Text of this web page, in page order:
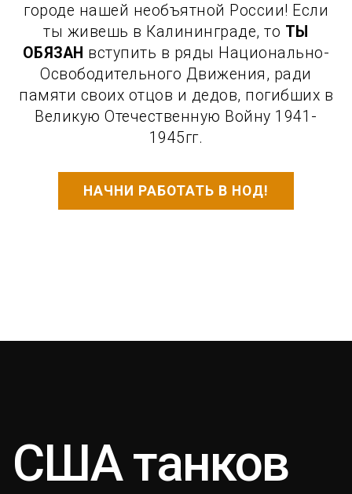
городе нашей необъятной России! Если
ты живешь в Калининграде, то ТЫ
ОБЯЗАН вступить в ряды Национально-
Освободительного Движения, ради
памяти своих отцов и дедов, погибших в
Великую Отечественную Войну 1941-
1945гг.
НАЧНИ РАБОТАТЬ В НОД!
США танков